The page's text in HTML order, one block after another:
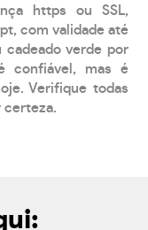
https ou SSL,
com validade até
cadeado verde por
confiável, mas é
Verifique todas
certeza.